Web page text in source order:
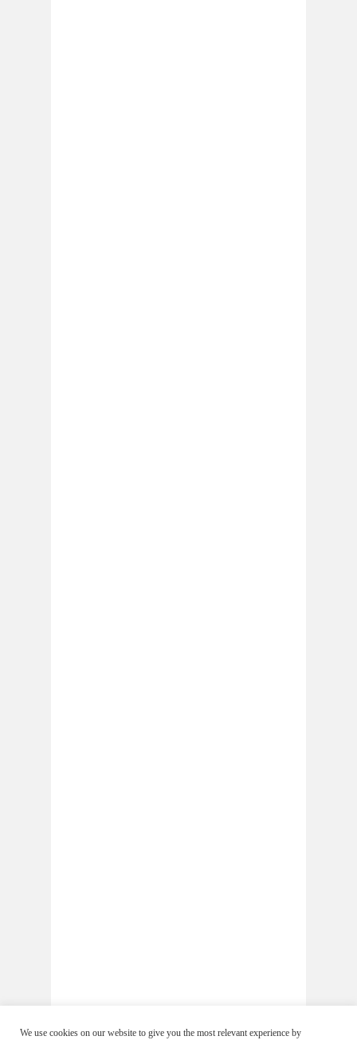
We use cookies on our website to give you the most relevant experience by